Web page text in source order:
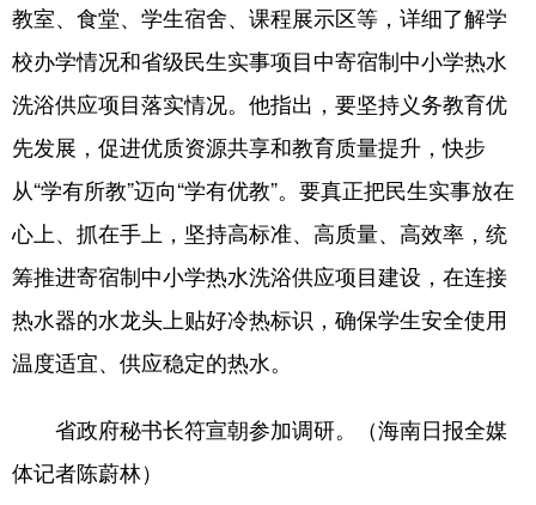
教室、食堂、学生宿舍、课程展示区等，详细了解学
校办学情况和省级民生实事项目中寄宿制中小学热水
洗浴供应项目落实情况。他指出，要坚持义务教育优
先发展，促进优质资源共享和教育质量提升，快步
从“学有所教”迈向“学有优教”。要真正把民生实事放在
心上、抓在手上，坚持高标准、高质量、高效率，统
筹推进寄宿制中小学热水洗浴供应项目建设，在连接
热水器的水龙头上贴好冷热标识，确保学生安全使用
温度适宜、供应稳定的热水。
省政府秘书长符宣朝参加调研。（海南日报全媒
体记者陈蔚林）